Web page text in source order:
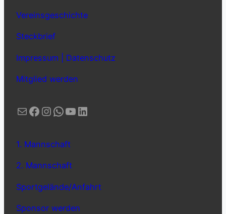
Vereinsgeschichte
Steckbrief
Impressum | Datenschutz
Mitglied werden
E-Mail Facebook Instagram WhatsApp YouTube LinkedIn
1. Mannschaft
2. Mannschaft
Sportgelände/Anfahrt
Sponsor werden